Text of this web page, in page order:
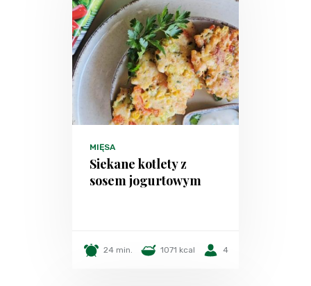
MIĘSA
Siekane kotlety z
sosem jogurtowym
24 min. 1071 kcal 4